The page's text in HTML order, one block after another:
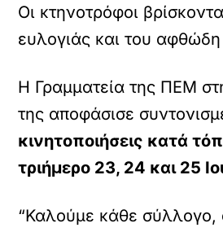
Οι κτηνοτρόφοι
ευλογιάς και του
Η Γραμματεία της ΠΕΜ
της αποφάσισε
κινητοποιήσεις κατά
τριήμερο 23, 24 και 25
“Καλούμε κάθε σύλλογο,